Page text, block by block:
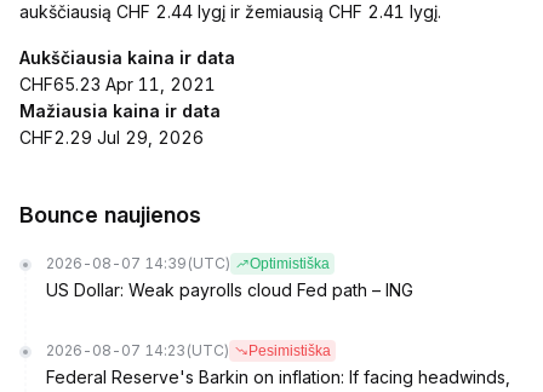
aukščiausią CHF 2.44 lygį ir žemiausią CHF 2.41 lygį.
Aukščiausia kaina ir data
CHF65.23 Apr 11, 2021
Mažiausia kaina ir data
CHF2.29 Jul 29, 2026
Bounce naujienos
2026-08-07 14:39 (UTC) Optimistiška
US Dollar: Weak payrolls cloud Fed path – ING
2026-08-07 14:23 (UTC) Pesimistiška
Federal Reserve's Barkin on inflation: If facing headwinds,